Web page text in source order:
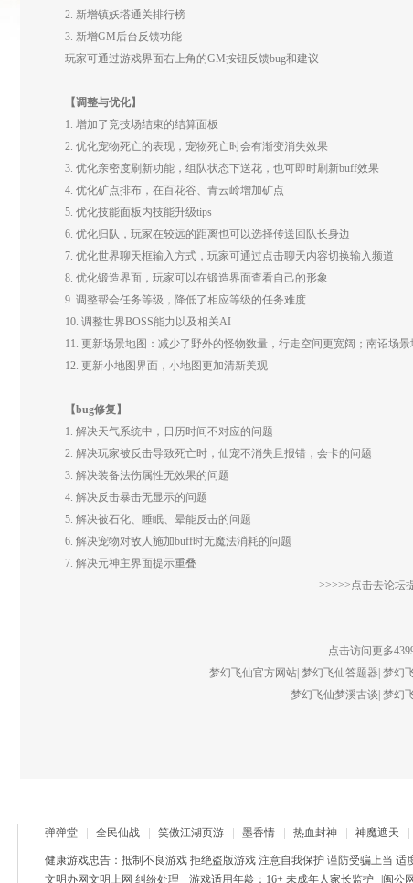
2. 新增镇妖塔通关排行榜
3. 新增GM后台反馈功能
玩家可通过游戏界面右上角的GM按钮反馈bug和建议
【调整与优化】
1. 增加了竞技场结束的结算面板
2. 优化宠物死亡的表现，宠物死亡时会有渐变消失效果
3. 优化亲密度刷新功能，组队状态下送花，也可即时刷新buff效果
4. 优化矿点排布，在百花谷、青云岭增加矿点
5. 优化技能面板内技能升级tips
6. 优化归队，玩家在较远的距离也可以选择传送回队长身边
7. 优化世界聊天框输入方式，玩家可通过点击聊天内容切换输入频道
8. 优化锻造界面，玩家可以在锻造界面查看自己的形象
9. 调整帮会任务等级，降低了相应等级的任务难度
10. 调整世界BOSS能力以及相关AI
11. 更新场景地图：减少了野外的怪物数量，行走空间更宽阔；南诏场景
12. 更新小地图界面，小地图更加清新美观
【bug修复】
1. 解决天气系统中，日历时间不对应的问题
2. 解决玩家被反击导致死亡时，仙宠不消失且报错，会卡的问题
3. 解决装备法伤属性无效果的问题
4. 解决反击暴击无显示的问题
5. 解决被石化、睡眠、晕能反击的问题
6. 解决宠物对敌人施加buff时无魔法消耗的问题
7. 解决元神主界面提示重叠
>>>>>点击去论坛
点击访问更多
梦幻飞仙官方网站| 梦幻飞仙答题器 梦幻
梦幻飞仙梦溪古谈 梦幻
弹弹堂 全民仙战 笑傲江湖页游 墨香情 热血封神 神魔遮天
健康游戏忠告：抵制不良游戏 拒绝盗版游戏 注意自我保护 谨防受骗上当
文明办网文明上网 纠纷处理 游戏适用年龄：16+ 未成年人家长监护 闽公